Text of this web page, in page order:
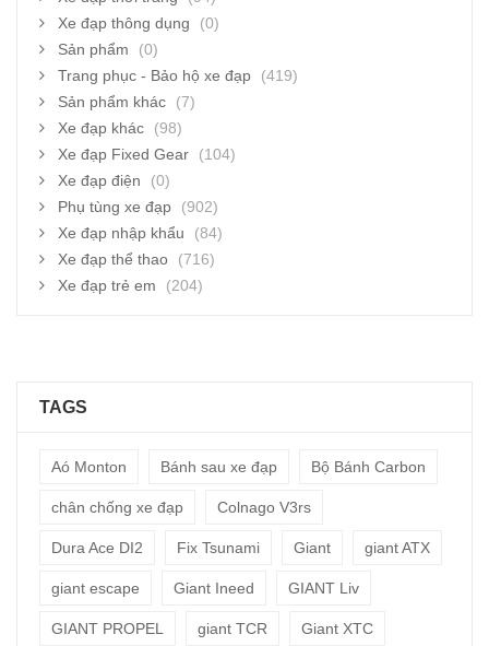
Xe đạp thông dụng
(0)
Sản phẩm
(0)
Trang phục - Bảo hộ xe đạp
(419)
Sản phẩm khác
(7)
Xe đạp khác
(98)
Xe đạp Fixed Gear
(104)
Xe đạp điện
(0)
Phụ tùng xe đạp
(902)
Xe đạp nhập khẩu
(84)
Xe đạp thể thao
(716)
Xe đạp trẻ em
(204)
TAGS
Aó Monton Bánh sau xe đạp Bộ Bánh Carbon
chân chống xe đạp Colnago V3rs
Dura Ace DI2 Fix Tsunami Giant giant ATX
giant escape Giant Ineed GIANT Liv
GIANT PROPEL giant TCR Giant XTC